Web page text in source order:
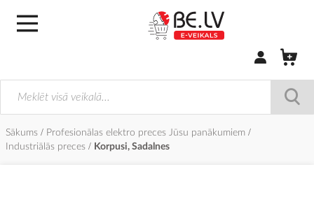
Pierakstīties/
Sākums
Profesionālas elektro preces Jūsu panākumiem
Industriālās preces
Korpusi, Sadalnes